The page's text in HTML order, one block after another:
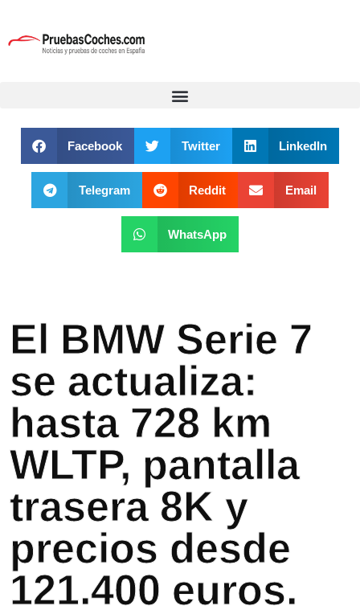
Facebook Twitter LinkedIn
Telegram Reddit Email
WhatsApp
El BMW Serie 7
se actualiza:
hasta 728 km
WLTP, pantalla
trasera 8K y
precios desde
121.400 euros.